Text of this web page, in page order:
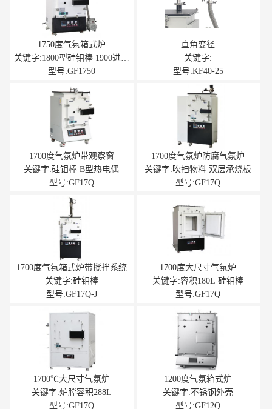
1750度气氛箱式炉
关键字:1800型硅钼棒 1900进口
炉膛
型号:GF1750
直角变径
关键字:
型号:KF40-25
1700度气氛炉带观察窗
关键字:硅钼棒 B型热电偶
型号:GF17Q
1700度气氛炉防腐气氛炉
关键字:吹扫物料 双层承烧板
型号:GF17Q
1700度气氛箱式炉带搅拌系统
关键字:硅钼棒
型号:GF17Q-J
1700度大尺寸气氛炉
关键字:容积180L 硅钼棒
型号:GF17Q
1700℃大尺寸气氛炉
关键字:炉膛容积288L
型号:GF17Q
1200度气氛箱式炉
关键字:不锈钢外壳
型号:GF12Q